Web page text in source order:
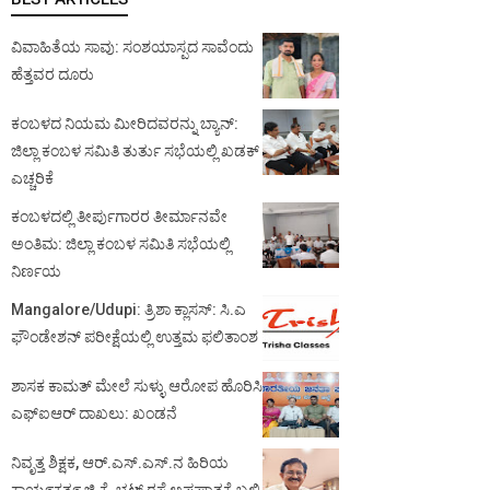
ವಿವಾಹಿತೆಯ ಸಾವು: ಸಂಶಯಾಸ್ಪದ ಸಾವೆಂದು
ಹೆತ್ತವರ ದೂರು
ಕಂಬಳದ ನಿಯಮ ಮೀರಿದವರನ್ನು ಬ್ಯಾನ್:
ಜಿಲ್ಲಾ ಕಂಬಳ ಸಮಿತಿ ತುರ್ತು ಸಭೆಯಲ್ಲಿ ಖಡಕ್
ಎಚ್ಚರಿಕೆ
ಕಂಬಳದಲ್ಲಿ ತೀರ್ಪುಗಾರರ ತೀರ್ಮಾನವೇ
ಅಂತಿಮ: ಜಿಲ್ಲಾ ಕಂಬಳ ಸಮಿತಿ ಸಭೆಯಲ್ಲಿ
ನಿರ್ಣಯ
Mangalore/Udupi: ತ್ರಿಶಾ ಕ್ಲಾಸಸ್: ಸಿ.ಎ
ಫೌಂಡೇಶನ್ ಪರೀಕ್ಷೆಯಲ್ಲಿ ಉತ್ತಮ ಫಲಿತಾಂಶ
ಶಾಸಕ ಕಾಮತ್ ಮೇಲೆ ಸುಳ್ಳು ಆರೋಪ ಹೊರಿಸಿ
ಎಫ್‌ಐಆರ್ ದಾಖಲು: ಖಂಡನೆ
ನಿವೃತ್ತ ಶಿಕ್ಷಕ, ಆರ್.ಎಸ್.ಎಸ್.ನ ಹಿರಿಯ